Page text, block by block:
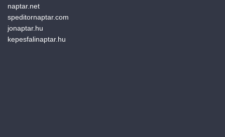
naptar.net
speditornaptar.com
jonaptar.hu
kepesfalinaptar.hu